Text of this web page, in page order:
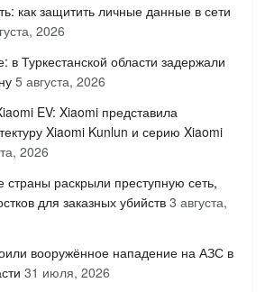
как защитить личные данные в сети
2026
в Туркестанской области задержали
5 августа, 2026
EV: Xiaomi представила
Xiaomi Kunlun и серию Xiaomi
2026
раскрыли преступную сеть,
для заказных убийств 3 августа,
вооружённое нападение на АЗС в
31 июля, 2026